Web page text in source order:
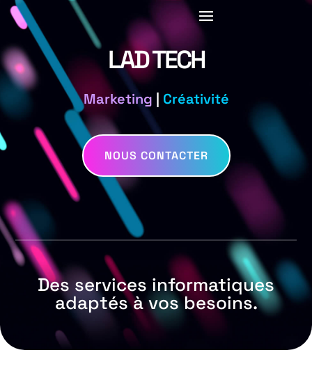
LAD TECH
Marketing | Créativité
NOUS CONTACTER
Des services informatiques
adaptés à vos besoins.